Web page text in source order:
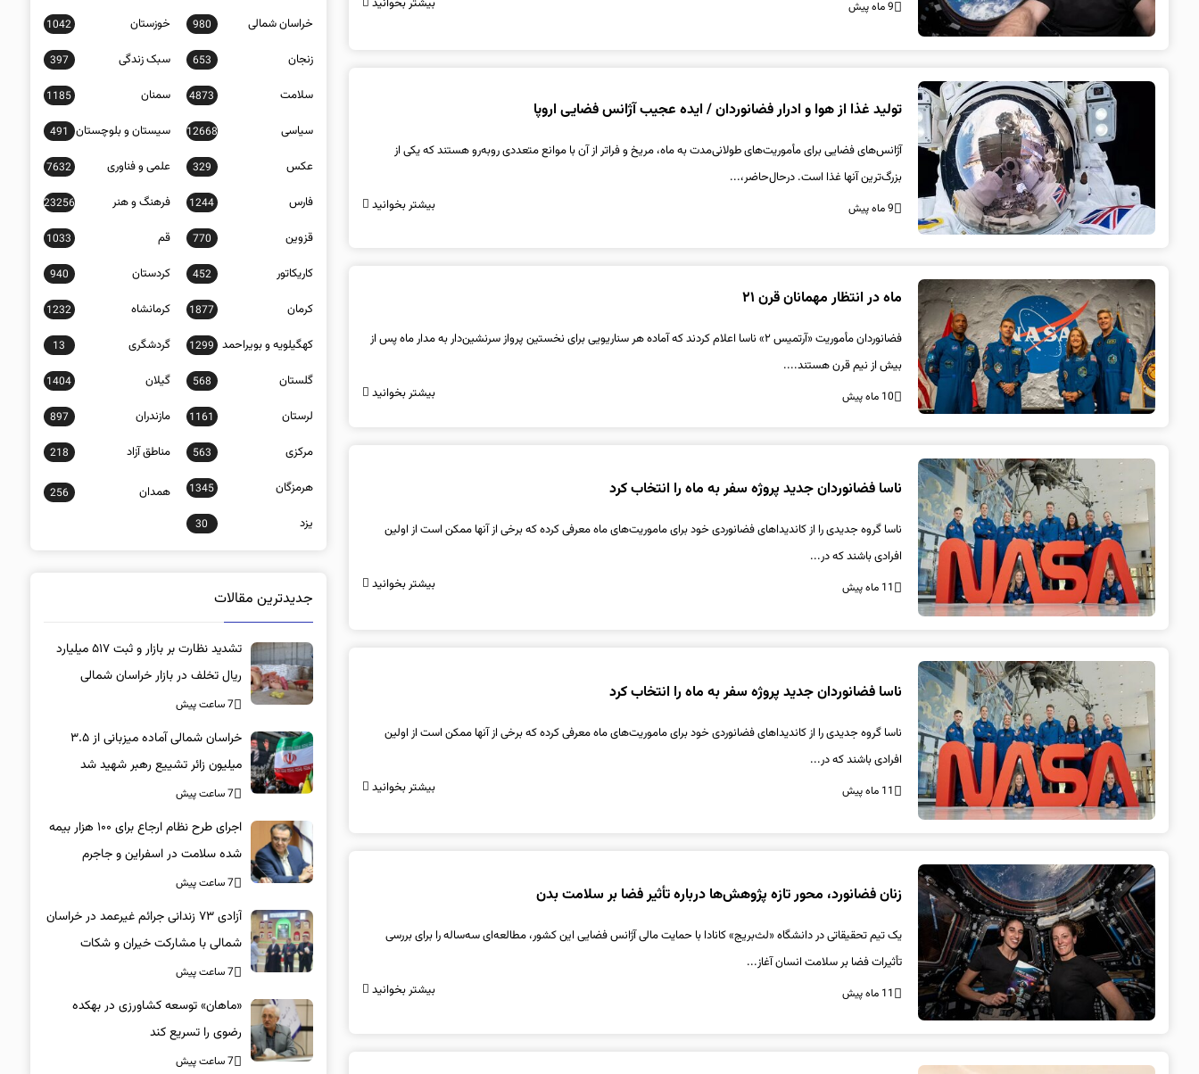
9 ماه پیش بیشتر بخوانید
تولید غذا از هوا و ادرار فضانوردان / ایده عجیب آژانس فضایی اروپا
آژانس‌های فضایی برای مأموریت‌های طولانی‌مدت به ماه، مریخ و فراتر از آن با موانع متعددی روبه‌رو هستند که یکی از
بزرگ‌ترین آنها غذا است. درحال‌حاضر،...
9 ماه پیش بیشتر بخوانید
ماه در انتظار مهمانان قرن ۲۱
فضانوردان مأموریت «آرتمیس ۲» ناسا اعلام کردند که آماده هر سناریویی برای نخستین پرواز سرنشین‌دار به مدار ماه پس از
بیش از نیم قرن هستند....
10 ماه پیش بیشتر بخوانید
ناسا فضانوردان جدید پروژه سفر به ماه را انتخاب کرد
ناسا گروه جدیدی را از کاندیداهای فضانوردی خود برای ماموریت‌های ماه معرفی کرده که برخی از آنها ممکن است از اولین
افرادی باشند که در...
11 ماه پیش بیشتر بخوانید
ناسا فضانوردان جدید پروژه سفر به ماه را انتخاب کرد
ناسا گروه جدیدی را از کاندیداهای فضانوردی خود برای ماموریت‌های ماه معرفی کرده که برخی از آنها ممکن است از اولین
افرادی باشند که در...
11 ماه پیش بیشتر بخوانید
زنان فضانورد، محور تازه پژوهش‌ها درباره تأثیر فضا بر سلامت بدن
یک تیم تحقیقاتی در دانشگاه «لث‌بریج» کانادا با حمایت مالی آژانس فضایی این کشور، مطالعه‌ای سه‌ساله را برای بررسی
تأثیرات فضا بر سلامت انسان آغاز...
11 ماه پیش بیشتر بخوانید
خراسان شمالی 980 خوزستان 1042
زنجان 653 سبک زندگی 397
سلامت 4873 سمنان 1185
سیاسی 12668 سیستان و بلوچستان 491
عکس 329 علمی و فناوری 7632
فارس 1244 فرهنگ و هنر 23256
قزوین 770 قم 1033
کاریکاتور 452 کردستان 940
کرمان 1877 کرمانشاه 1232
کهگیلویه و بویراحمد 1299 گردشگری 13
گلستان 568 گیلان 1404
لرستان 1161 مازندران 897
مرکزی 563 مناطق آزاد 218
هرمزگان 1345 همدان 256
یزد 30
جدیدترین مقالات
تشدید نظارت بر بازار و ثبت ۵۱۷ میلیارد
ریال تخلف در بازار خراسان شمالی
7 ساعت پیش
خراسان شمالی آماده میزبانی از ۳.۵
میلیون زائر تشییع رهبر شهید شد
7 ساعت پیش
اجرای طرح نظام ارجاع برای ۱۰۰ هزار بیمه
شده سلامت در اسفراین و جاجرم
7 ساعت پیش
آزادی ۷۳ زندانی جرائم غیرعمد در خراسان
شمالی با مشارکت خیران و شکات
7 ساعت پیش
«ماهان» توسعه کشاورزی در بهکده
رضوی را تسریع کند
7 ساعت پیش